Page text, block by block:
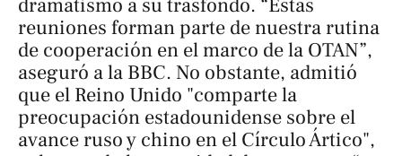
dramatismo a su trasfondo. “Estas
reuniones forman parte de nuestra rutina
de cooperación en el marco de la OTAN”,
aseguró a la BBC. No obstante, admitió
que el Reino Unido "comparte la
preocupación estadounidense sobre el
avance ruso y chino en el Círculo Ártico",